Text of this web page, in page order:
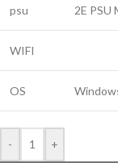
psu 2E PSU
WIFI
OS
- +